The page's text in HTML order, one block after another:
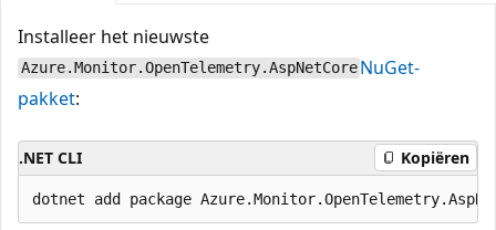
Installeer het nieuwste
Azure.Monitor.OpenTelemetry.AspNetCore NuGet-
pakket:
.NET CLI Kopiëren